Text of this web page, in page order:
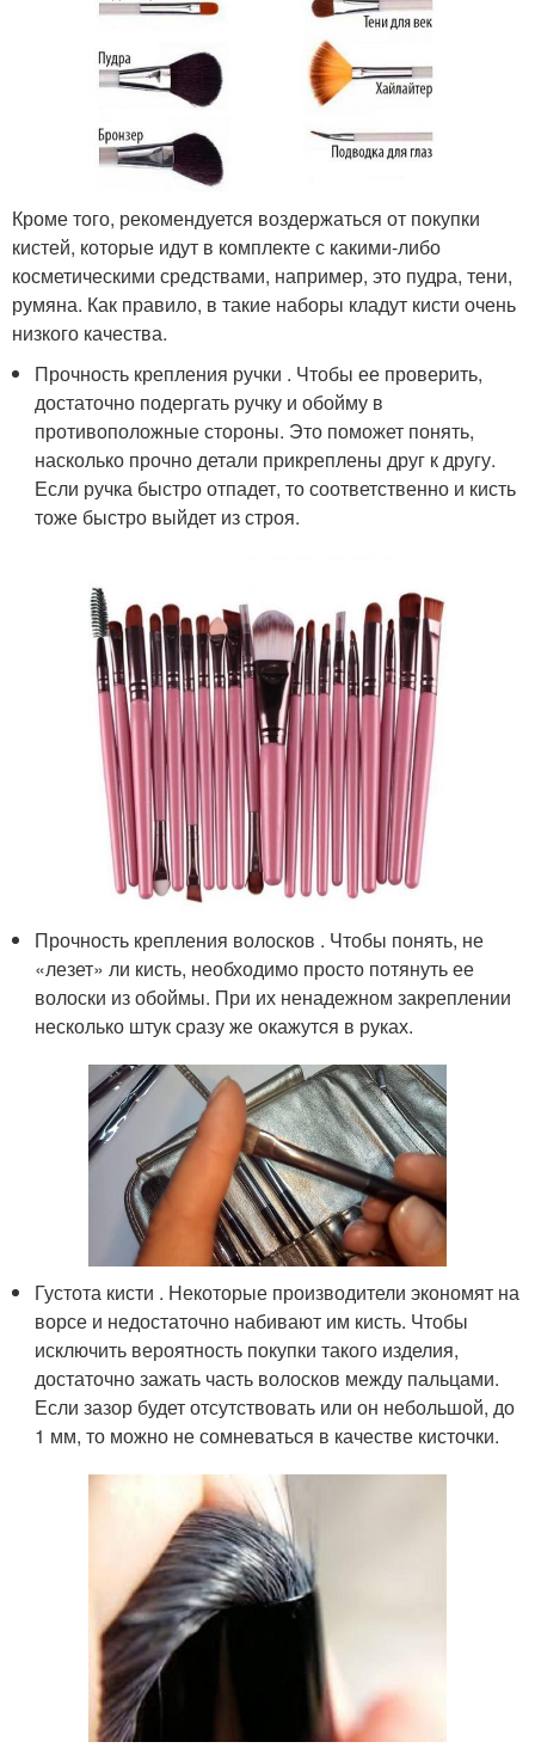
Кроме того, рекомендуется воздержаться от покупки
кистей, которые идут в комплекте с какими-либо
косметическими средствами, например, это пудра, тени,
румяна. Как правило, в такие наборы кладут кисти очень
низкого качества.
Прочность крепления ручки . Чтобы ее проверить,
достаточно подергать ручку и обойму в
противоположные стороны. Это поможет понять,
насколько прочно детали прикреплены друг к другу.
Если ручка быстро отпадет, то соответственно и кисть
тоже быстро выйдет из строя.
Прочность крепления волосков . Чтобы понять, не
«лезет» ли кисть, необходимо просто потянуть ее
волоски из обоймы. При их ненадежном закреплении
несколько штук сразу же окажутся в руках.
Густота кисти . Некоторые производители экономят на
ворсе и недостаточно набивают им кисть. Чтобы
исключить вероятность покупки такого изделия,
достаточно зажать часть волосков между пальцами.
Если зазор будет отсутствовать или он небольшой, до
1 мм, то можно не сомневаться в качестве кисточки.